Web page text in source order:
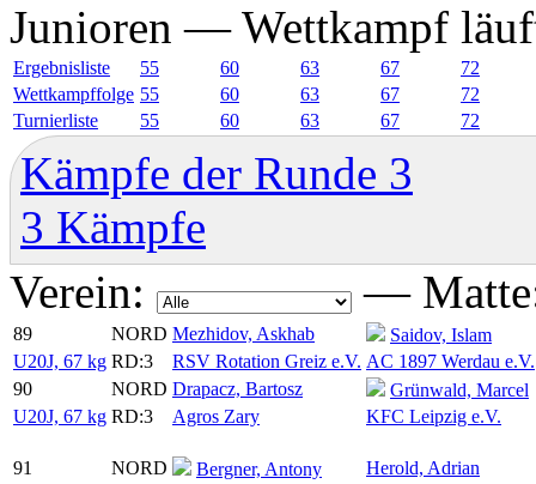
Junioren — Wettkampf
Ergebnisliste 55 60 63 67
72
Wettkampffolge 55 60 63 67
72
Turnierliste
55 60 63 67 72
Kämpfe der Runde 3
3 Kämpfe
Verein:
—
89 NORD Mezhidov, Askhab
Saidov, Islam
U20J, 67 kg RD:3 RSV Rotation Greiz e.V. AC 1897 Werdau e.V.
90
NORD Drapacz, Bartosz
Grünwald, Marcel
U20J, 67 kg RD:3 Agros Zary KFC Leipzig e.V.
91 NORD Bergner, Antony
Herold, Adrian